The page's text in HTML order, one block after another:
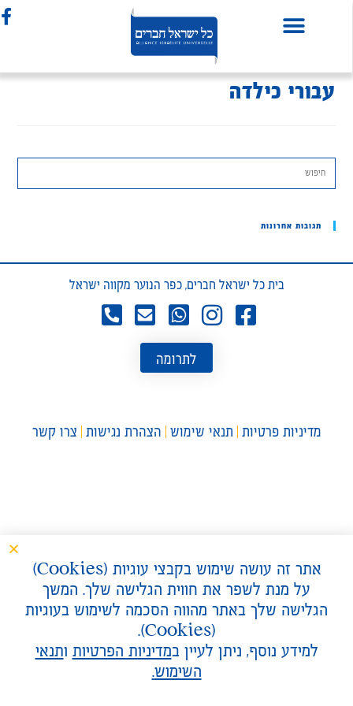
עבורי כילדה
תגובות אחרונות
בית כל ישראל חברים, כפר הנוער מקווה ישראל
לתרומה
מדיניות פרטיות תנאי שימוש הצהרת נגישות צרו קשר
אתר זה עושה שימוש בקבצי עוגיות (Cookies
)
על מנת לשפר את חווית הגלישה שלך. המשך
הגלישה שלך באתר מהווה הסכמה לשימוש בעוגיות
(
Cookies
).
למידע נוסף, ניתן לעיין במדיניות הפרטיותותנאי
השימוש.